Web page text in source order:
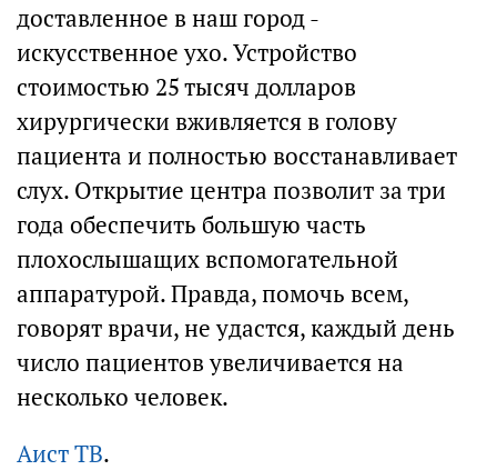
доставленное в наш город -
искусственное ухо. Устройство
стоимостью 25 тысяч долларов
хирургически вживляется в голову
пациента и полностью восстанавливает
слух. Открытие центра позволит за три
года обеспечить большую часть
плохослышащих вспомогательной
аппаратурой. Правда, помочь всем,
говорят врачи, не удастся, каждый день
число пациентов увеличивается на
несколько человек.
Аист ТВ.